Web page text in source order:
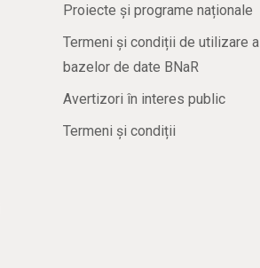
Proiecte și programe naționale
Termeni și condiții de utilizare a
bazelor de date BNaR
Avertizori în interes public
Termeni și condiții